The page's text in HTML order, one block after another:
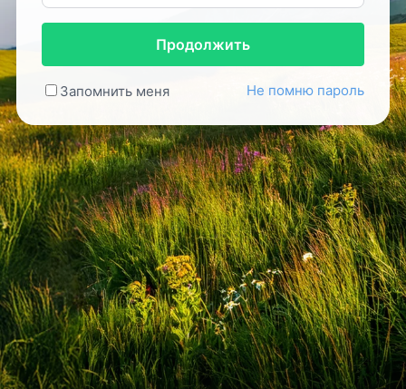
Продолжить
Запомнить меня Не помню пароль